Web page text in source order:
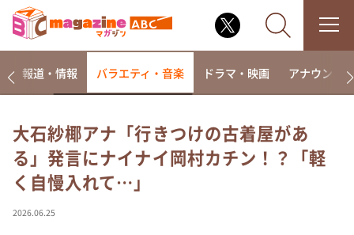
なるみ・岡村の過ぎるTV
相席食堂
これ余談なんですけど・・・
報道・情報 バラエティ・音楽 ドラマ・映画 アナウンサー
大石紗椰アナ「行きつけの古着屋があ
る」発言にナイナイ岡村カチン！？「軽
く自慢入れて…」
2026.06.25